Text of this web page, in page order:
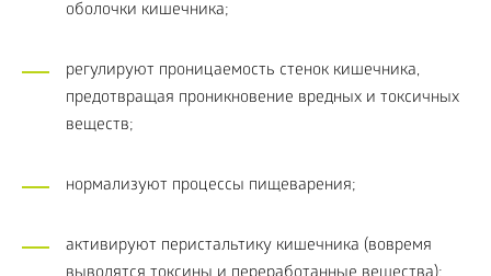
оболочки кишечника;
регулируют проницаемость стенок кишечника,
предотвращая проникновение вредных и токсичных
веществ;
нормализуют процессы пищеварения;
активируют перистальтику кишечника (вовремя